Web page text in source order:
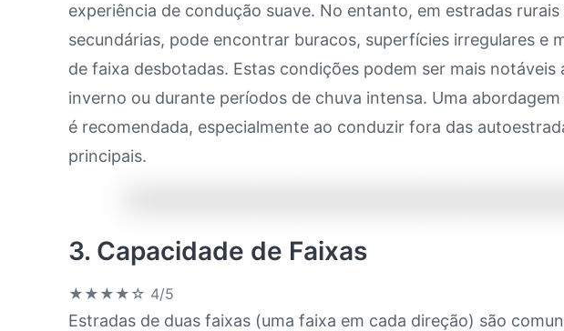
experiência de condução suave. No entanto, em estradas rurais
secundárias, pode encontrar buracos, superfícies irregulares e
de faixa desbotadas. Estas condições podem ser mais notáveis
inverno ou durante períodos de chuva intensa. Uma abordagem
é recomendada, especialmente ao conduzir fora das
principais.
3. Capacidade de Faixas
★★★★☆ 4/5
Estradas de duas faixas (uma faixa em cada direção) são